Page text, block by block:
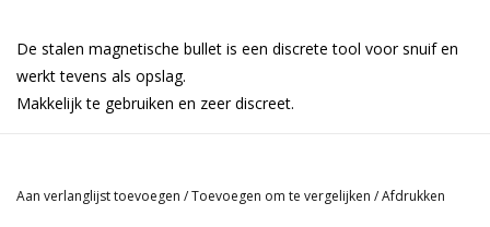
De stalen magnetische bullet is een discrete tool voor snuif en
werkt tevens als opslag.
Makkelijk te gebruiken en zeer discreet.
Aan verlanglijst toevoegen /Toevoegen om te vergelijken /Afdrukken